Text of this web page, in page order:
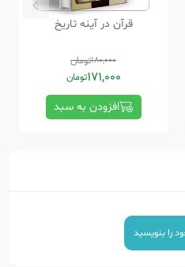
قرآن در آینه تاریخ
180,000تومان
171,000تومان
افزودن به سبد
را بنویسید